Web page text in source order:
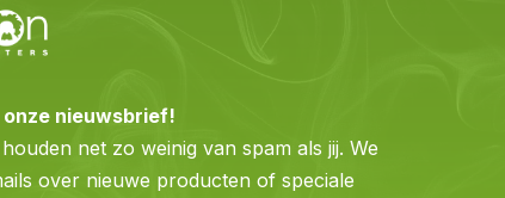
nieuwsbrief!
net zo weinig van spam als jij. We
over nieuwe producten of speciale